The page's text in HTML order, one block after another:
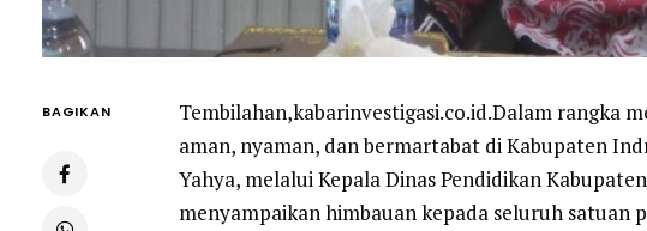
BAGIKAN
Tembilahan,kabarinvestigasi.co.id.Dalam rangka
aman, nyaman, dan bermartabat di Kabupaten
Yahya, melalui Kepala Dinas Pendidikan
menyampaikan himbauan kepada seluruh satuan